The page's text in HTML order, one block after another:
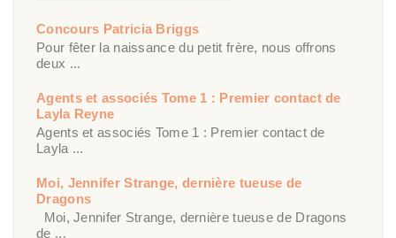
Concours Patricia Briggs
Pour fêter la naissance du petit frère, nous offrons
deux ...
Agents et associés Tome 1 : Premier contact de
Layla Reyne
Agents et associés Tome 1 : Premier contact de
Layla ...
Moi, Jennifer Strange, dernière tueuse de
Dragons
Moi, Jennifer Strange, dernière tueuse de Dragons
de ...